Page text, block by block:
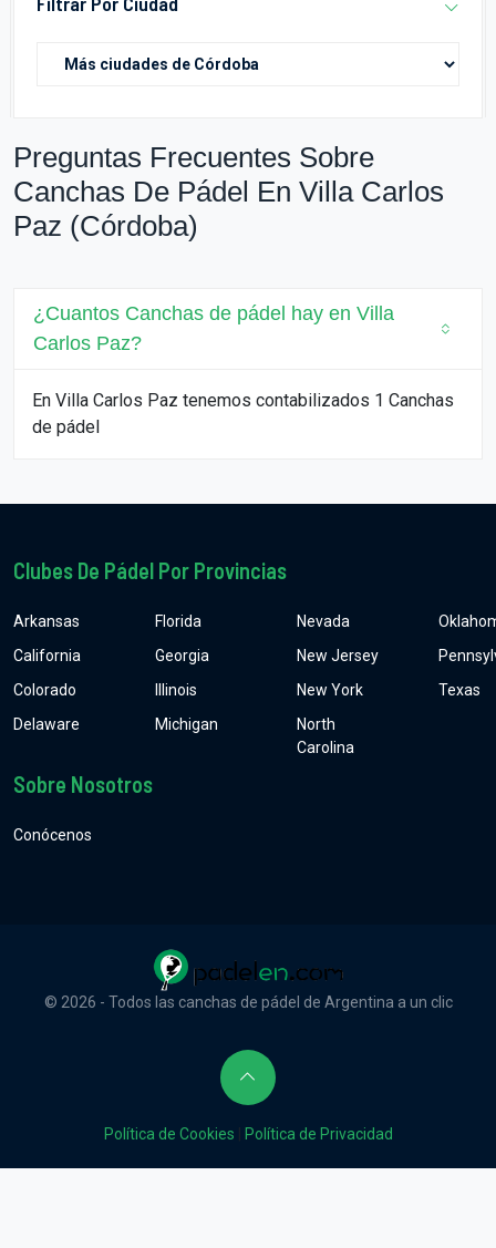
Preguntas Frecuentes Sobre
Canchas De Pádel En Villa Carlos
Paz (Córdoba)
¿Cuantos Canchas de pádel hay en Villa
Carlos Paz?
En Villa Carlos Paz tenemos contabilizados 1 Canchas
de pádel
Clubes De Pádel Por Provincias
Arkansas
California
Colorado
Delaware
Florida
Georgia
Illinois
Michigan
Nevada
New Jersey
New York
North
Carolina
Texas
Sobre Nosotros
Conócenos
© 2026 - Todos las canchas de pádel de Argentina a un clic
Política de Cookies Política de Privacidad